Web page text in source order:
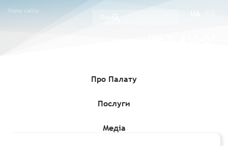
Мапа сайту
Про Палату
Послуги
Медіа
Консультування з питань експорту